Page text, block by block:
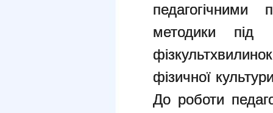
педагогічними
методики
фізичної
До роботи